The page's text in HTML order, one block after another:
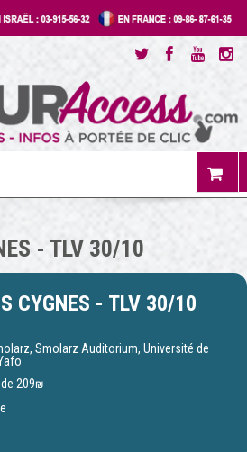
- TLV 30/10
CYGNES - TLV 30/10
, Smolarz Auditorium, Université de
209₪